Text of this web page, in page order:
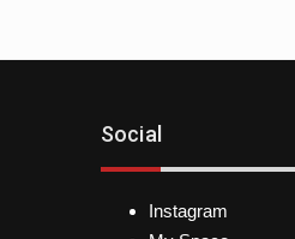
Social
Instagram